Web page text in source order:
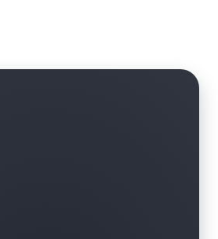
a escala e a flexibilidade da